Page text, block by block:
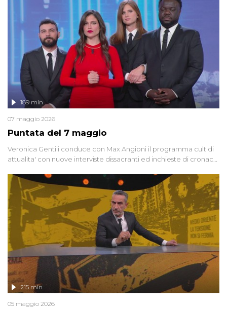
globali e del complottismo che negli ultimi anni hanno invaso
social network, talk show, piazze digitali e immaginario collettivo.
Puntata del 7 maggio
189 min
07 maggio 2026
Veronica Gentili conduce con Max Angioni il programma cult di
attualita' con nuove interviste dissacranti ed inchieste di cronaca
215 min
05 maggio 2026